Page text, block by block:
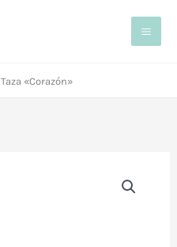
Taza «Corazón»